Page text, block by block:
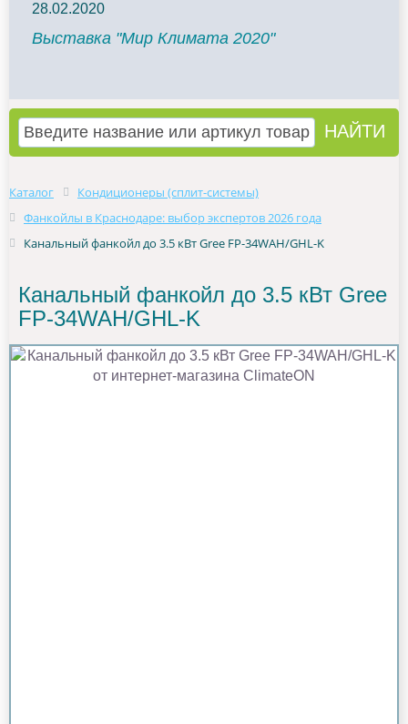
28.02.2020
Выставка "Мир Климата 2020"
Каталог
Кондиционеры (сплит-системы)
Фанкойлы в Краснодаре: выбор экспертов 2026 года
Канальный фанкойл до 3.5 кВт Gree FP-34WAH/GHL-K
Канальный фанкойл до 3.5 кВт Gree
FP-34WAH/GHL-K